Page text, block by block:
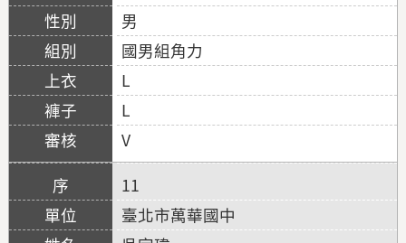
男
國男組角力
L
L
V
11
臺北市萬華國中